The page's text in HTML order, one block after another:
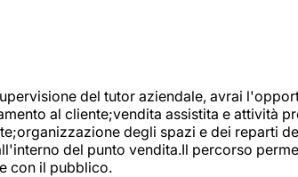
del tutor aziendale, avrai
al cliente;vendita assistita e attività
degli spazi e dei reparti
del punto vendita.Il percorso
con il pubblico.